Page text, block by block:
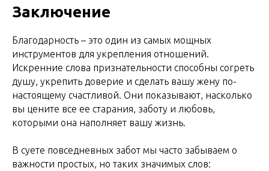
Заключение
Благодарность – это один из самых мощных
инструментов для укрепления отношений.
Искренние слова признательности способны согреть
душу, укрепить доверие и сделать вашу жену по-
настоящему счастливой. Они показывают, насколько
вы цените все ее старания, заботу и любовь,
которыми она наполняет вашу жизнь.
В суете повседневных забот мы часто забываем о
важности простых, но таких значимых слов: